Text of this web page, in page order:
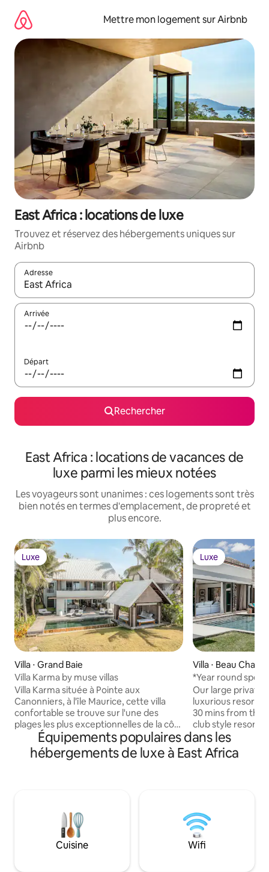
directement
contenu
Mettre mon logement sur Airbnb
East Africa : locations de luxe
Trouvez et réservez des hébergements uniques sur
Airbnb
Adresse
Lorsque les résultats s'affichent, utilisez les flèches vers le
Arrivée
Départ
Rechercher
East Africa : locations de vacances de
luxe parmi les mieux notées
Les voyageurs sont unanimes : ces logements sont très
bien notés en termes d'emplacement, de propreté et
plus encore.
Luxe
Luxe
Villa ⋅ Grand Baie
Villa Karma by muse villas
Villa Karma située à Pointe aux
Canonniers, à l'île Maurice, cette villa
confortable se trouve sur l'une des
plages les plus exceptionnelles de la côte
nord. Entourée d'une végétation
luxuriante et offrant une vue imprenable
sur l'océan et le Gunners Coin, la villa
structure en bois, offre un espace idéal
pour se détendre et profiter de la brise
Luxe
Luxe
Villa ⋅ Beau Champ
*Year round special
Mauritius
Our large private
luxurious resort
30 mins from the
club style resort
golf courses,
watersports, 2
other activities.
beautiful, secure,
4 Seasons by golf
Équipements populaires dans les
hébergements de luxe à East Africa
Cuisine Wifi